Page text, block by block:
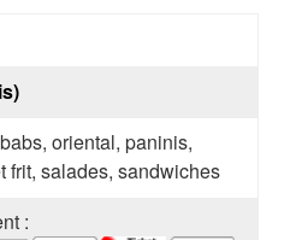
oriental, paninis,
frit, salades, sandwiches
: